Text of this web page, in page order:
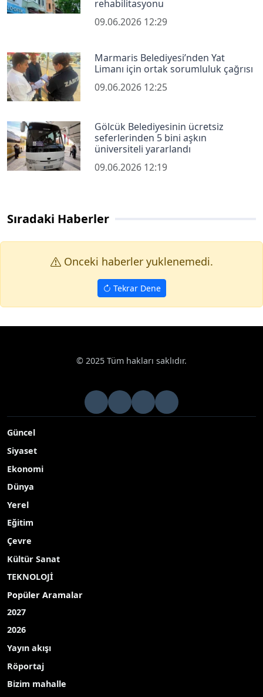
rehabilitasyonu
09.06.2026 12:29
Marmaris Belediyesi’nden Yat
Limanı için ortak sorumluluk çağrısı
09.06.2026 12:25
Gölcük Belediyesinin ücretsiz
seferlerinden 5 bini aşkın
üniversiteli yararlandı
09.06.2026 12:19
Sıradaki Haberler
Onceki haberler yuklenemedi.
Tekrar Dene
© 2025 Tüm hakları saklıdır.
Güncel
Siyaset
Ekonomi
Dünya
Yerel
Eğitim
Çevre
Kültür Sanat
TEKNOLOJİ
Popüler Aramalar
2027
2026
Yayın akışı
Röportaj
Bizim mahalle